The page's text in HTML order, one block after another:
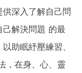
深入了解自己問
己解決問題 的最
助眠紓壓練習、
，在身、心、靈